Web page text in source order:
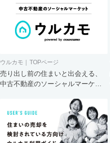
ウルカモ｜TOPページ
売り出し前の住まいと出会える、
中古不動産のソーシャルマーケッ